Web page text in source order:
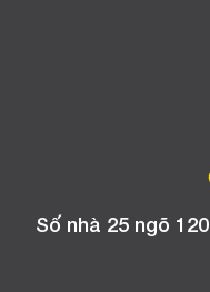
Số nhà 25 ngõ